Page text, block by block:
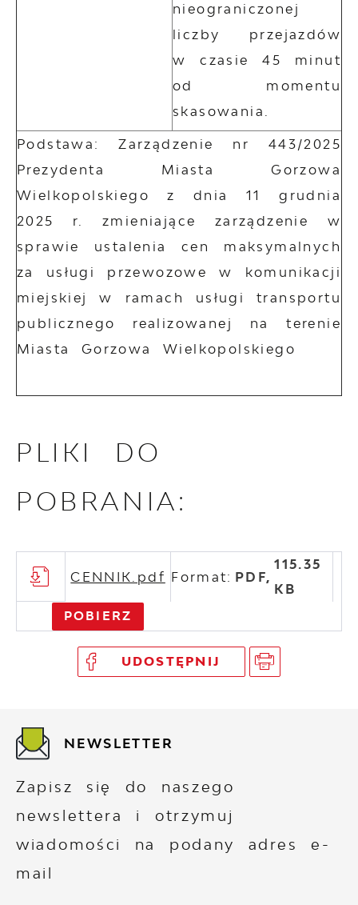
nieograniczonej
liczby przejazdów
w czasie 45 minut
od momentu
skasowania.
Podstawa: Zarządzenie nr 443/2025
Prezydenta Miasta Gorzowa
Wielkopolskiego z dnia 11 grudnia
2025 r. zmieniające zarządzenie w
sprawie ustalenia cen maksymalnych
za usługi przewozowe w komunikacji
miejskiej w ramach usługi transportu
publicznego realizowanej na terenie
Miasta Gorzowa Wielkopolskiego
PLIKI DO
POBRANIA:
CENNIK.pdf Format: PDF,
115.35
KB
POBIERZ
UDOSTĘPNIJ
NEWSLETTER
Zapisz się do naszego
newslettera i otrzymuj
wiadomości na podany adres e-
mail